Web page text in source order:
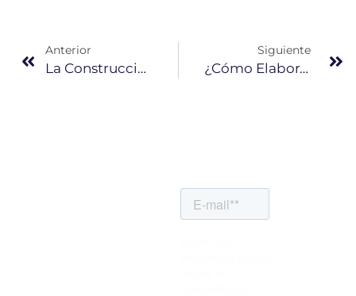
Anterior
La Construcción En Seco Y EPS Como Alternativas De Métodos Constructivos
Siguiente
¿Cómo Elaborar Una Mezcla De Mortero Aligerado Con Politerm BLU?
SUSCRÍBETE